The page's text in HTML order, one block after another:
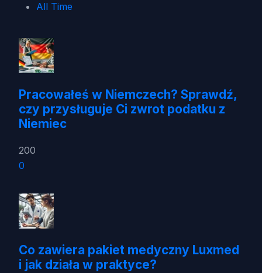
All Time
Pracowałeś w Niemczech? Sprawdź,
czy przysługuje Ci zwrot podatku z
Niemiec
200
0
Co zawiera pakiet medyczny Luxmed
i jak działa w praktyce?